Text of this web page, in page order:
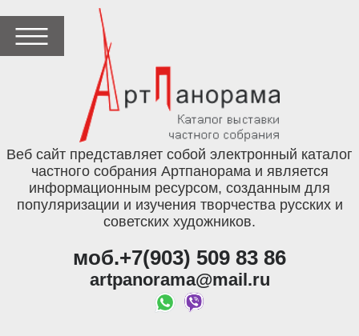
Веб сайт представляет собой электронный каталог
частного собрания Артпанорама и является
информационным ресурсом, созданным для
популяризации и изучения творчества русских и
советских художников.
моб.+7(903) 509 83 86
artpanorama@mail.ru